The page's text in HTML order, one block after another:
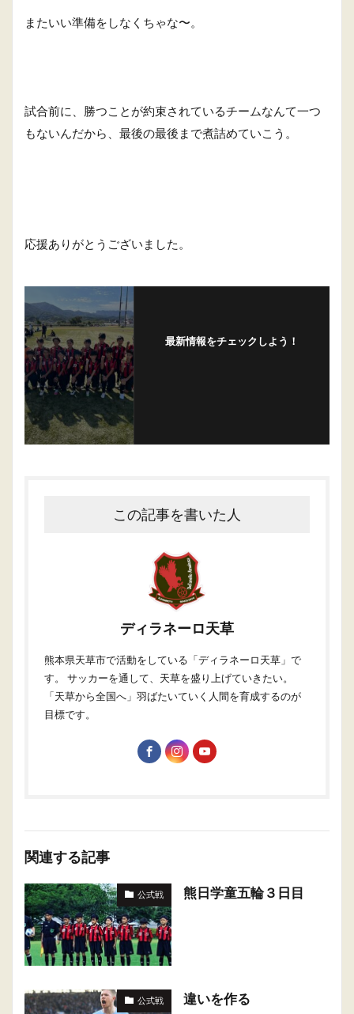
またいい準備をしなくちゃな〜。
試合前に、勝つことが約束されているチームなんて一つ
もないんだから、最後の最後まで煮詰めていこう。
応援ありがとうございました。
最新情報をチェックしよう！
この記事を書いた人
ディラネーロ天草
熊本県天草市で活動をしている「ディラネーロ天草」で
す。 サッカーを通して、天草を盛り上げていきたい。
「天草から全国へ」羽ばたいていく人間を育成するのが
目標です。
関連する記事
公式戦 熊日学童五輪３日目
公式戦 違いを作る